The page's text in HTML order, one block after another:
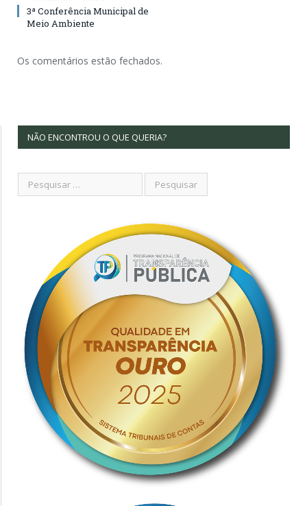
3ª Conferência Municipal de
Meio Ambiente
Os comentários estão fechados.
NÃO ENCONTROU O QUE QUERIA?